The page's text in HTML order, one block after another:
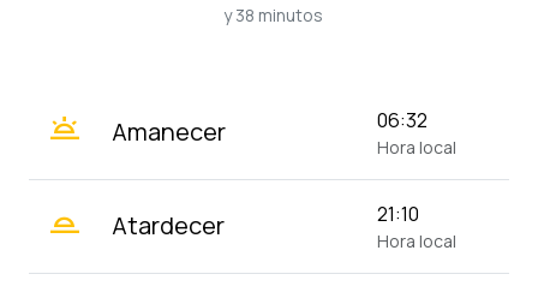
y 38 minutos
wb_twilight Amanecer 06:32
Hora local
wb_twilight_2 Atardecer 21:10
Hora local